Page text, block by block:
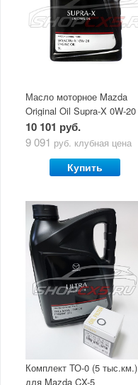
Масло моторное Mazda
Original Oil Supra-X 0W-20
(5 л)
10 101 руб.
9 091 руб. клубная цена
Купить
Комплект ТО-0 (5 тыс.км.)
для Mazda CX-5